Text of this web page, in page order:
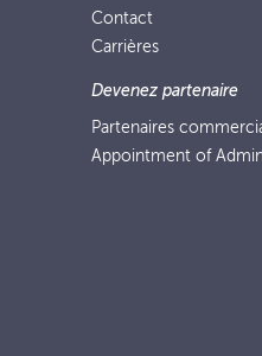
Contact
Carrières
Devenez partenaire
Partenaires
Appointment of